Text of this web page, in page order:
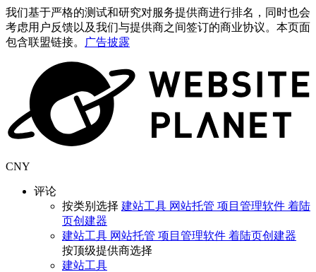
我们基于严格的测试和研究对服务提供商进行排名，同时也会
考虑用户反馈以及我们与提供商之间签订的商业协议。本页面
包含联盟链接。
广告披露
CNY
评论
按类别选择 建站工具 网站托管 项目管理软件 着陆
页创建器
建站工具 网站托管 项目管理软件 着陆页创建器
按顶级提供商选择
建站工具